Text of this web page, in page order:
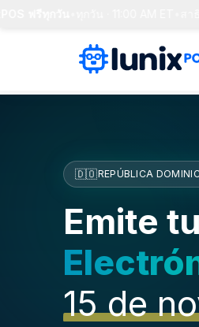
🇩🇴REPÚBLICA
Emite
15 de